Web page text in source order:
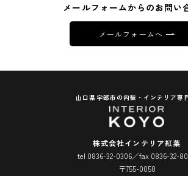
メールフォームからのお問い
メールフォームへ
山口県宇部市の内装・インテリア専
株式会社インテリア紅葉
tel 0836-32-0306／fax 0836-32-
〒755-0058